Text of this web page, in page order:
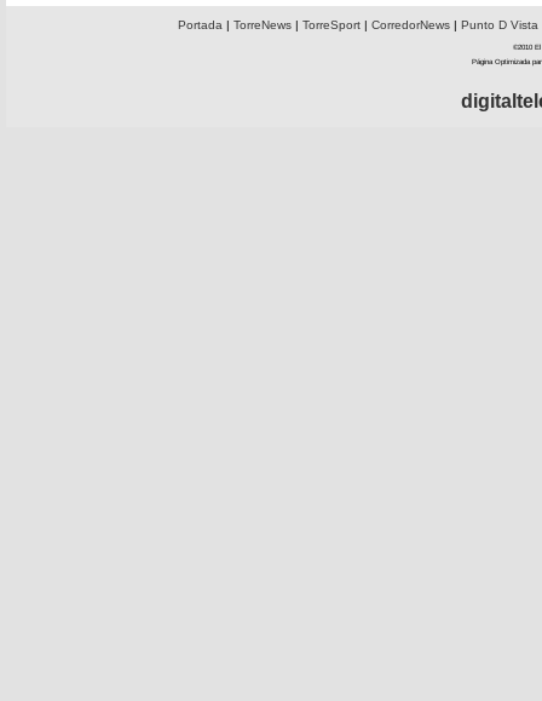
Portada | TorreNews| TorreSport| CorredorNews| Punto D Vista
©2010 El
Página Optimizada